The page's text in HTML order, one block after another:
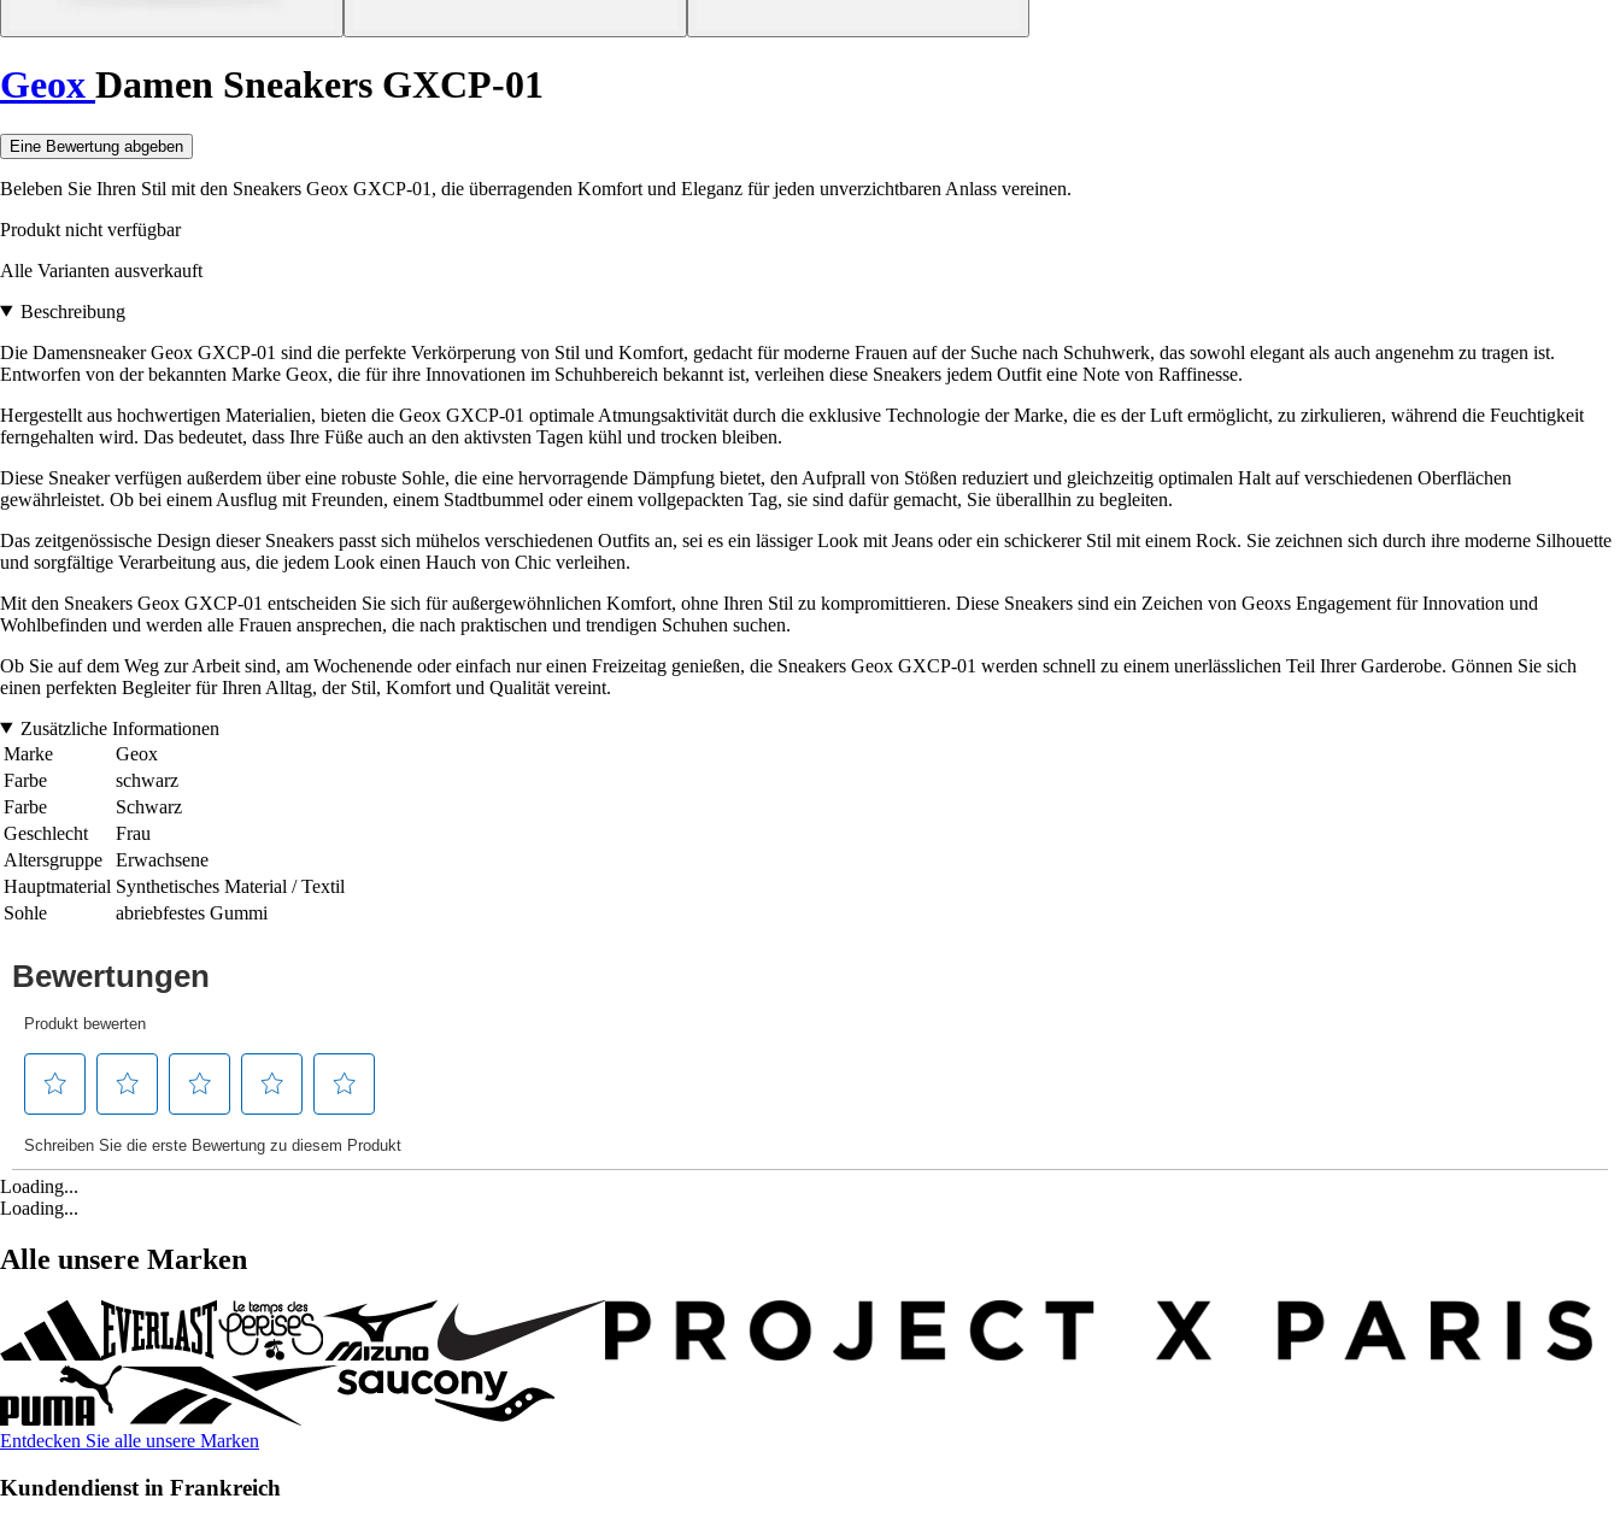
Geox Damen Sneakers GXCP-01
Eine Bewertung abgeben
Beleben Sie Ihren Stil mit den Sneakers Geox GXCP-01, die überragenden Komfort und Eleganz für jeden unverzichtbaren Anlass vereinen.
Produkt nicht verfügbar
Alle Varianten ausverkauft
Beschreibung
Die Damensneaker Geox GXCP-01 sind die perfekte Verkörperung von Stil und Komfort, gedacht für moderne Frauen auf der Suche nach Schuhwerk, das sowohl elegant als auch angenehm zu tragen ist.
Entworfen von der bekannten Marke Geox, die für ihre Innovationen im Schuhbereich bekannt ist, verleihen diese Sneakers jedem Outfit eine Note von Raffinesse.
Hergestellt aus hochwertigen Materialien, bieten die Geox GXCP-01 optimale Atmungsaktivität durch die exklusive Technologie der Marke, die es der Luft ermöglicht, zu zirkulieren, während die Feuchtigkeit
ferngehalten wird. Das bedeutet, dass Ihre Füße auch an den aktivsten Tagen kühl und trocken bleiben.
Diese Sneaker verfügen außerdem über eine robuste Sohle, die eine hervorragende Dämpfung bietet, den Aufprall von Stößen reduziert und gleichzeitig optimalen Halt auf verschiedenen Oberflächen
gewährleistet. Ob bei einem Ausflug mit Freunden, einem Stadtbummel oder einem vollgepackten Tag, sie sind dafür gemacht, Sie überallhin zu begleiten.
Das zeitgenössische Design dieser Sneakers passt sich mühelos verschiedenen Outfits an, sei es ein lässiger Look mit Jeans oder ein schickerer Stil mit einem Rock. Sie zeichnen sich durch ihre moderne Silhouette
und sorgfältige Verarbeitung aus, die jedem Look einen Hauch von Chic verleihen.
Mit den Sneakers Geox GXCP-01 entscheiden Sie sich für außergewöhnlichen Komfort, ohne Ihren Stil zu kompromittieren. Diese Sneakers sind ein Zeichen von Geoxs Engagement für Innovation und
Wohlbefinden und werden alle Frauen ansprechen, die nach praktischen und trendigen Schuhen suchen.
Ob Sie auf dem Weg zur Arbeit sind, am Wochenende oder einfach nur einen Freizeitag genießen, die Sneakers Geox GXCP-01 werden schnell zu einem unerlässlichen Teil Ihrer Garderobe. Gönnen Sie sich
einen perfekten Begleiter für Ihren Alltag, der Stil, Komfort und Qualität vereint.
Zusätzliche Informationen
Marke
Geox
Farbe
schwarz
Farbe
Schwarz
Geschlecht
Frau
Altersgruppe
Erwachsene
Hauptmaterial Synthetisches Material / Textil
Sohle
abriebfestes Gummi
Loading...
Loading...
Alle unsere Marken
Entdecken Sie alle unsere Marken
Kundendienst in Frankreich